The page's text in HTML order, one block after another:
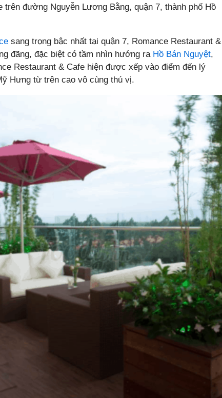
đường Nguyễn Lương Bằng, quận 7, thành phố Hồ
sang trọng bậc nhất tại quận 7, Romance Restaurant &
đãng, đặc biệt có tầm nhìn hướng ra Hồ Bán Nguyệt,
Restaurant & Cafe hiện được xếp vào điểm đến lý
Hưng từ trên cao vô cùng thú vị.